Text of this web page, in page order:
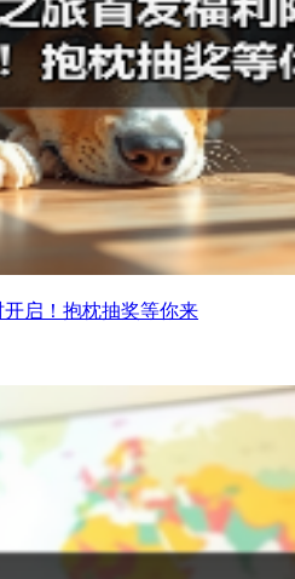
启！抱枕抽奖等你来